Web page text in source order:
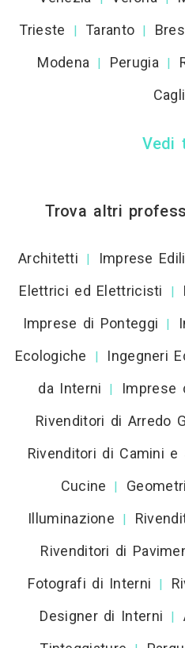
Trieste | Taranto |
Modena | Perugia |
Vedi
Trova altri
Architetti | Imprese Edili
Elettrici ed Elettricisti
|
Imprese di Ponteggi |
Ecologiche
| Ingegneri
da Interni
| Imprese
Rivenditori di Arredo
Rivenditori di Camini e
Cucine
| Geometri
Illuminazione
|
Rivenditori di
Fotografi di Interni |
Designer di Interni |